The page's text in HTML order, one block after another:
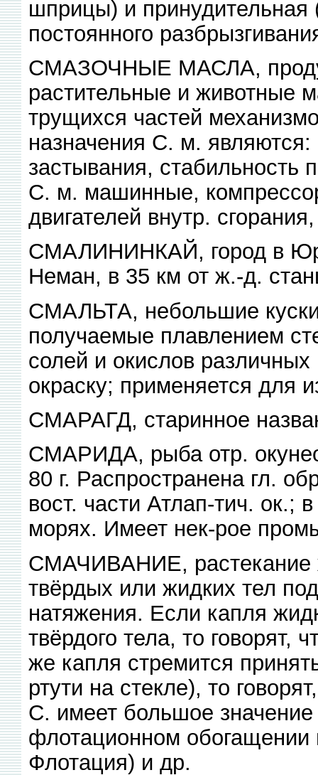
шприцы) и принудительная
постоянного
СМАЗОЧНЫЕ МАСЛА,
растительные и животные
трущихся частей
назначения С. м.
застывания, стабильность
С. м. машинные,
двигателей внутр.
СМАЛИНИНКАЙ, город в
Неман, в 35 км от ж.-д.
СМАЛЬТА, небольшие куски
получаемые плавлением
солей и окислов
окраску; применяется для
СМАРАГД, старинное
СМАРИДА, рыба отр.
80 г. Распространена гл.
вост. части Атлап-тич.
морях. Имеет нек-рое
СМАЧИВАНИЕ, растекание
твёрдых или жидких тел
натяжения. Если капля
твёрдого тела, то говорят,
же капля стремится
ртути на стекле), то
С. имеет большое
флотационном
Флотация) и др.